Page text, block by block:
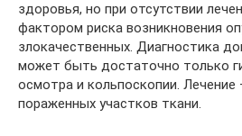
здоровья, но при отсутствии
фактором риска возникновения
злокачественных. Диагностика
может быть достаточно только
осмотра и кольпоскопии. Лечение
пораженных участков ткани.